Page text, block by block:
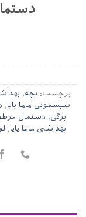
برچسب: بچه,
سیسمونی ماما پاپا,
برگی, دستمال
بهداشتی ماما پاپا,